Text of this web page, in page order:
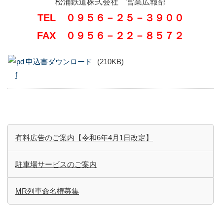
松浦鉄道株式会社 営業広報部
TEL ０９５６－２５－３９００
FAX ０９５６－２２－８５７２
申込書ダウンロード (210KB)
有料広告のご案内【令和6年4月1日改定】
駐車場サービスのご案内
MR列車命名権募集